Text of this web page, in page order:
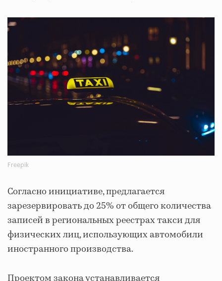
Freepik
Согласно инициативе, предлагается
зарезервировать до 25% от общего количества
записей в региональных реестрах такси для
физических лиц, использующих автомобили
иностранного производства.
Проектом закона устанавливается